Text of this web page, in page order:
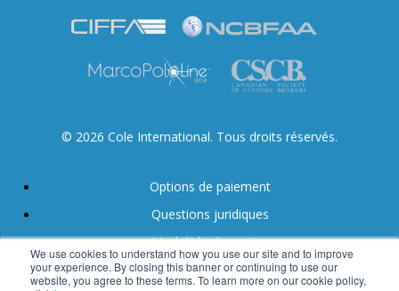
We use cookies to understand how you use our site and to improve
your experience. By closing this banner or continuing to use our
website, you agree to these terms. To learn more on our cookie policy,
© 2026 Cole International. Tous droits réservés.
Options de paiement
Questions juridiques
Modalités de service
Accessibilité